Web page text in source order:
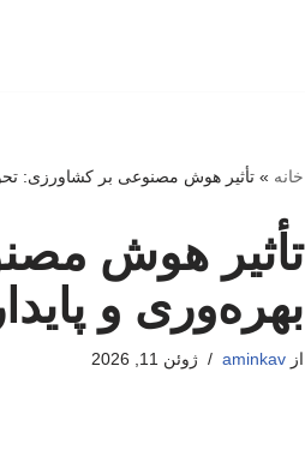
خانه »تأثیر هوش مصنوعی بر کشاورزی:
تأثیر هوش
بهره‌وری و
ازaminkav ژوئن 11, 2026